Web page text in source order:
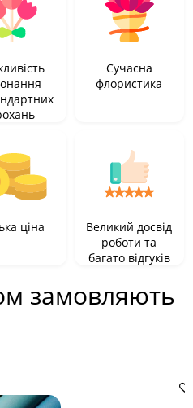
Сучасна
флористика
ціна
Великий досвід
роботи та
багато відгуків
замовляють